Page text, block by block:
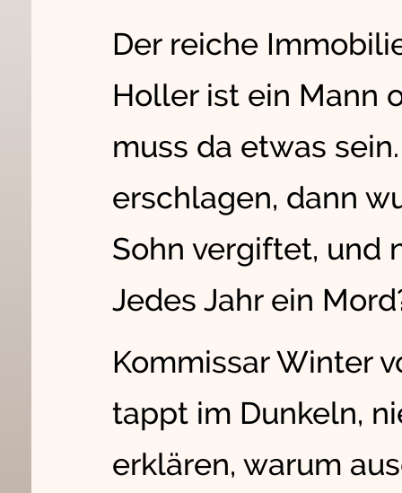
Der reiche
Holler ist ein Mann
muss da etwas
erschlagen, dann
Sohn vergiftet, und
Jedes Jahr ein
Kommissar Winter
tappt im Dunkeln,
erklären, warum